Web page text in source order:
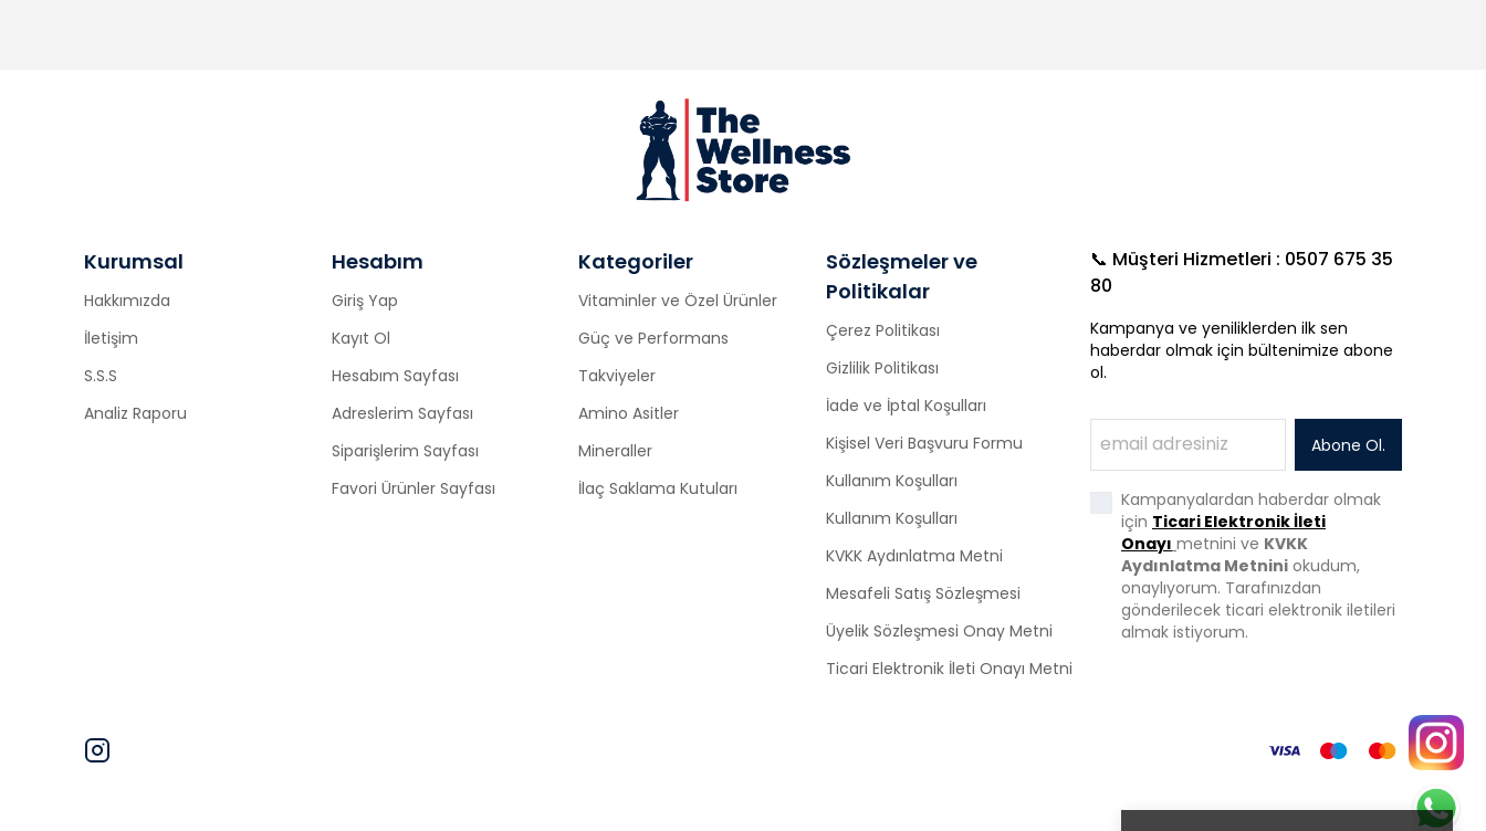
Kurumsal
Hakkımızda
İletişim
S.S.S
Analiz Raporu
Hesabım
Giriş Yap
Kayıt Ol
Hesabım Sayfası
Adreslerim Sayfası
Siparişlerim Sayfası
Favori Ürünler Sayfası
Kategoriler
Vitaminler ve Özel Ürünler
Güç ve Performans
Takviyeler
Amino Asitler
Mineraller
İlaç Saklama Kutuları
Sözleşmeler ve
Politikalar
Çerez Politikası
Gizlilik Politikası
İade ve İptal Koşulları
Kişisel Veri Başvuru Formu
Kullanım Koşulları
Kullanım Koşulları
KVKK Aydınlatma Metni
Mesafeli Satış Sözleşmesi
Üyelik Sözleşmesi Onay Metni
Ticari Elektronik İleti Onayı Metni
📞 Müşteri Hizmetleri : 0507 675 35
80
Kampanya ve yeniliklerden ilk sen
haberdar olmak için bültenimize abone
ol.
Abone Ol.
Kampanyalardan haberdar olmak
için Ticari Elektronik İleti
Onayı metnini ve KVKK
Aydınlatma Metnini okudum,
onaylıyorum. Tarafınızdan
gönderilecek ticari elektronik iletileri
almak istiyorum.